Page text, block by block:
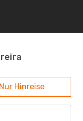
Nur Hinreise